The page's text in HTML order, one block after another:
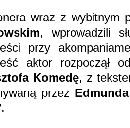
wraz z wybitnym
, wprowadzili
przy
aktor rozpoczął
Komedę, z
przez